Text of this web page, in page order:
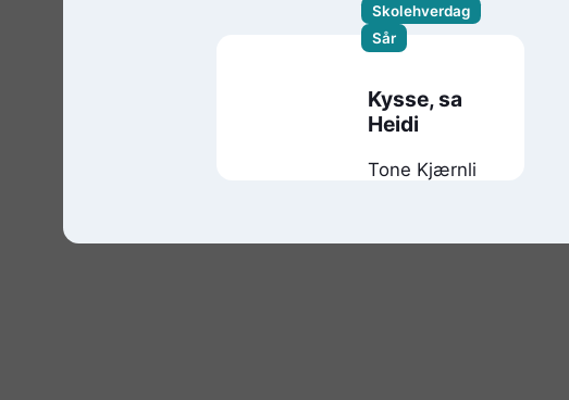
Skolehverdag
Sår
Kysse, sa
Heidi
Tone Kjærnli